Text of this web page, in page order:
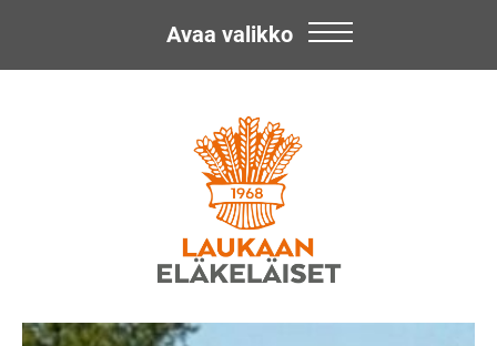
Laukaan
Eläkeläiset
ry
Avaa valikko